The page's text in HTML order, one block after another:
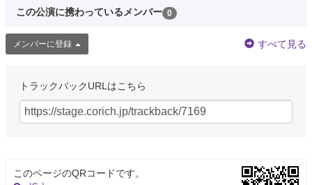
この公演に携わっているメンバー 0
メンバーに登録 すべて見る
トラックバックURLはこちら
このページのQRコードです。